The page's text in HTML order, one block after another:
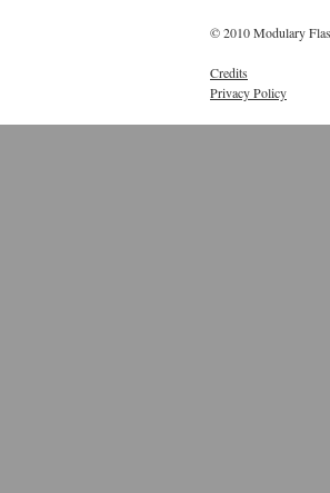
© 2010 Modulary
Credits
Privacy Policy